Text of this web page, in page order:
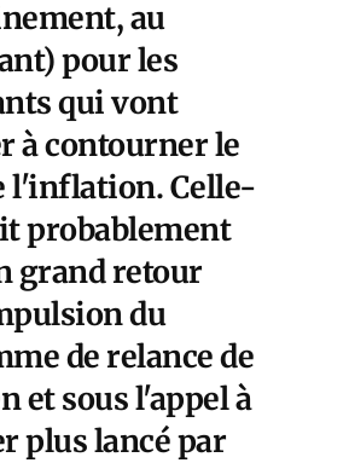
au
pour les
qui vont
à contourner le
l'inflation. Celle-
probablement
grand retour
du
de relance de
et sous l'appel à
plus lancé par